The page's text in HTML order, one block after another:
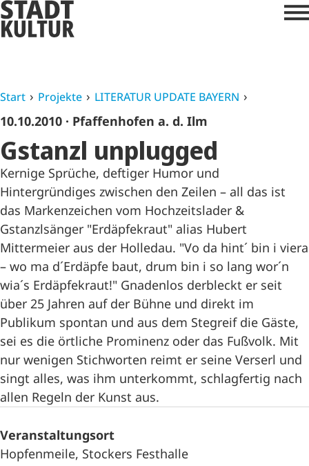
Start Projekte LITERATUR UPDATE BAYERN
10.10.2010 · Pfaffenhofen a. d. Ilm
Gstanzl unplugged
Kernige Sprüche, deftiger Humor und
Hintergründiges zwischen den Zeilen – all das ist
das Markenzeichen vom Hochzeitslader &
Gstanzlsänger "Erdäpfekraut" alias Hubert
Mittermeier aus der Holledau. "Vo da hint´ bin i viera
– wo ma d´Erdäpfe baut, drum bin i so lang wor´n
wia´s Erdäpfekraut!" Gnadenlos derbleckt er seit
über 25 Jahren auf der Bühne und direkt im
Publikum spontan und aus dem Stegreif die Gäste,
sei es die örtliche Prominenz oder das Fußvolk. Mit
nur wenigen Stichworten reimt er seine Verserl und
singt alles, was ihm unterkommt, schlagfertig nach
allen Regeln der Kunst aus.
Veranstaltungsort
Hopfenmeile, Stockers Festhalle